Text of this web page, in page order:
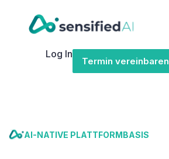
Log In
Termin vereinbaren
AI-NATIVE PLATTFORMBASIS